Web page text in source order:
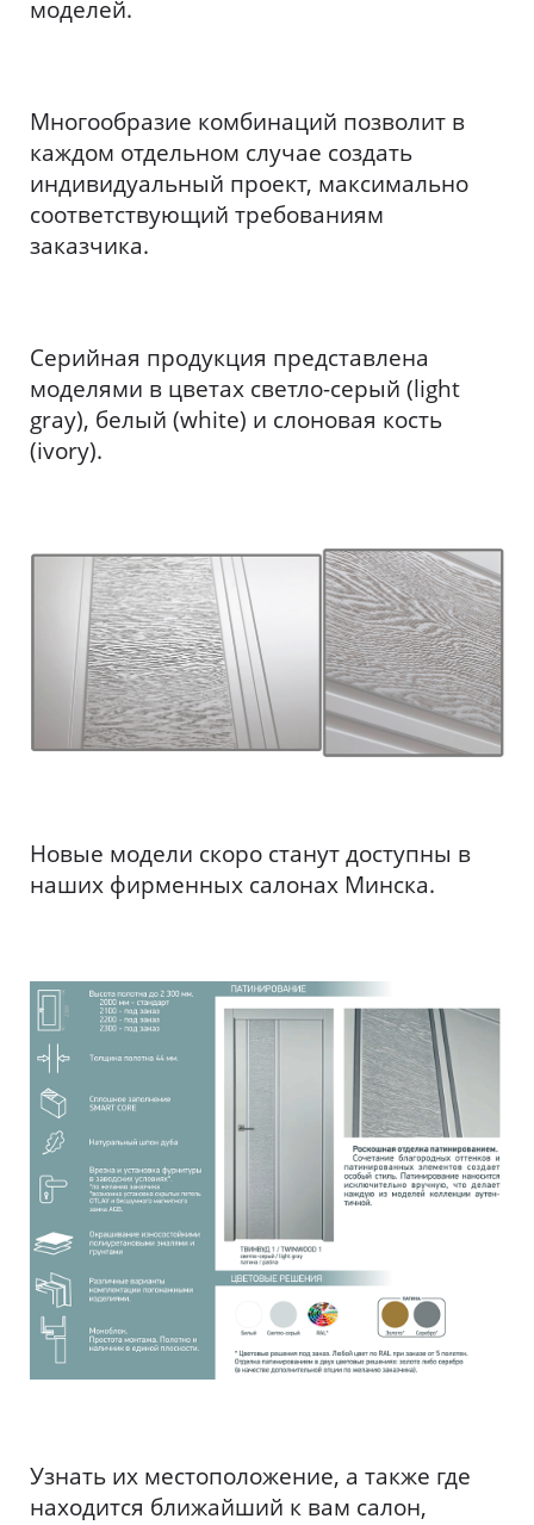
моделей.
Многообразие комбинаций позволит в
каждом отдельном случае создать
индивидуальный проект, максимально
соответствующий требованиям
заказчика.
Серийная продукция представлена
моделями в цветах светло-серый (light
gray), белый (white) и слоновая кость
(ivory).
Новые модели скоро станут доступны в
наших фирменных салонах Минска.
Узнать их местоположение, а также где
находится ближайший к вам салон,